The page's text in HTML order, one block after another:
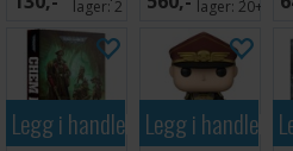
Accessories
lager:2
(Slipcase)
lager:20+
Legg i handlekurven
Legg i